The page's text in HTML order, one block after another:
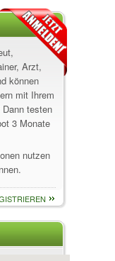
Arzt,
können
mit Ihrem
testen
3 Monate
nutzen